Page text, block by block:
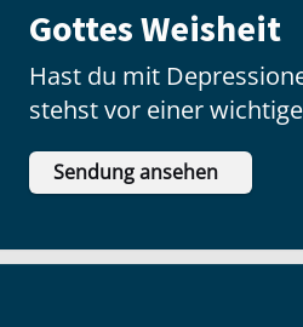
Gottes Weisheit
Hast du mit
stehst vor einer
oder hast etwas
Sendung ansehen